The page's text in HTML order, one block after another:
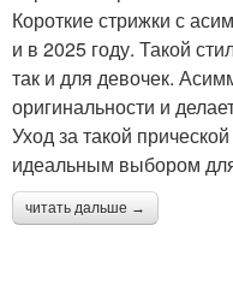
Короткие стрижки с
и в 2025 году. Такой
так и для девочек.
оригинальности и
Уход за такой
идеальным выбором
читать дальше →